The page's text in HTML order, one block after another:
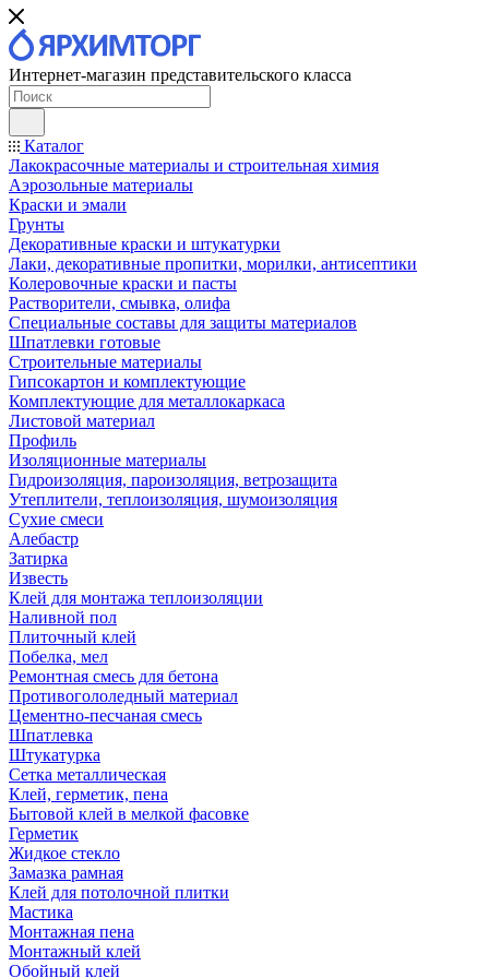
Интернет-магазин представительского класса
Каталог
Лакокрасочные материалы и строительная химия
Аэрозольные материалы
Краски и эмали
Грунты
Декоративные краски и штукатурки
Лаки, декоративные пропитки, морилки, антисептики
Колеровочные краски и пасты
Растворители, смывка, олифа
Специальные составы для защиты материалов
Шпатлевки готовые
Строительные материалы
Гипсокартон и комплектующие
Комплектующие для металлокаркаса
Листовой материал
Профиль
Изоляционные материалы
Гидроизоляция, пароизоляция, ветрозащита
Утеплители, теплоизоляция, шумоизоляция
Сухие смеси
Алебастр
Затирка
Известь
Клей для монтажа теплоизоляции
Наливной пол
Плиточный клей
Побелка, мел
Ремонтная смесь для бетона
Противогололедный материал
Цементно-песчаная смесь
Шпатлевка
Штукатурка
Сетка металлическая
Клей, герметик, пена
Бытовой клей в мелкой фасовке
Герметик
Жидкое стекло
Замазка рамная
Клей для потолочной плитки
Мастика
Монтажная пена
Монтажный клей
Обойный клей